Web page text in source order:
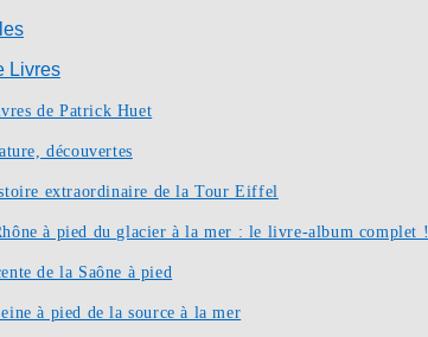
Livres
de Patrick Huet
découvertes
extraordinaire de la Tour Eiffel
à pied du glacier à la mer : le livre-album complet !
de la Saône à pied
à pied de la source à la mer